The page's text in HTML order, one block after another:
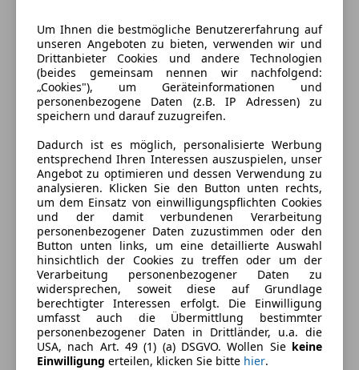
Zylinder
4
Energieverbrauch
Um Ihnen die bestmögliche Benutzererfahrung auf
unseren Angeboten zu bieten, verwenden wir und
Drittanbieter Cookies und andere Technologien
(beides gemeinsam nennen wir nachfolgend:
„Cookies"), um Geräteinformationen und
personenbezogene Daten (z.B. IP Adressen) zu
speichern und darauf zuzugreifen.
Dadurch ist es möglich, personalisierte Werbung
entsprechend Ihren Interessen auszuspielen, unser
Angebot zu optimieren und dessen Verwendung zu
analysieren. Klicken Sie den Button unten rechts,
um dem Einsatz von einwilligungspflichten Cookies
und der damit verbundenen Verarbeitung
personenbezogener Daten zuzustimmen oder den
Button unten links, um eine detaillierte Auswahl
hinsichtlich der Cookies zu treffen oder um der
Verarbeitung personenbezogener Daten zu
widersprechen, soweit diese auf Grundlage
berechtigter Interessen erfolgt. Die Einwilligung
umfasst auch die Übermittlung bestimmter
personenbezogener Daten in Drittländer, u.a. die
USA, nach Art. 49 (1) (a) DSGVO. Wollen Sie keine
Einwilligung erteilen, klicken Sie bitte hier.